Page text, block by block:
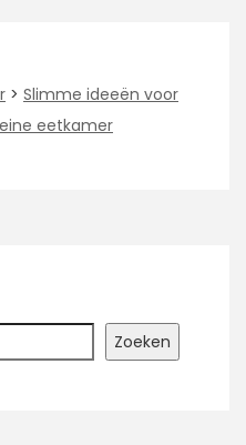
> Slimme ideeën voor
eetkamer
Zoeken